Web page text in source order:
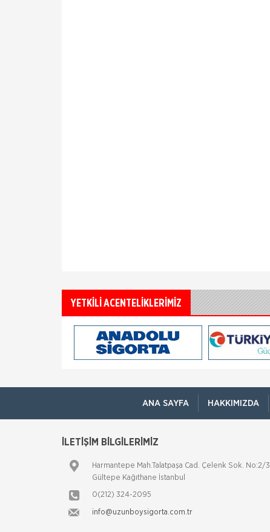
YETKİLİ ACENTELİKLERİMİZ
ANA SAYFA HAKKIMIZDA
İLETİŞİM BİLGİLERİMİZ
Harmantepe Mah.Talatpaşa Cad. Çelenk Sok. No:2/3
Gültepe Kağıthane İstanbul
0(212) 324-2095
info@uzunboysigorta.com.tr